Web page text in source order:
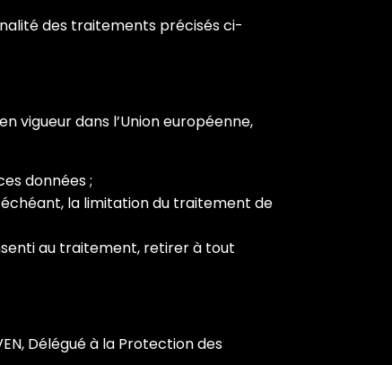
des traitements précisés ci-
vigueur dans l’Union européenne,
données ;
la limitation du traitement de
au traitement, retirer à tout
Délégué à la Protection des